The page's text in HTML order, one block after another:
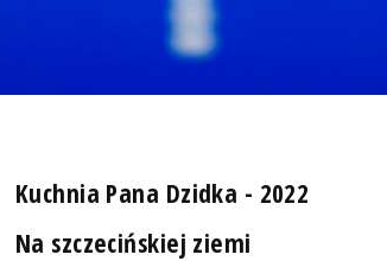
Kuchnia Pana Dzidka - 2022
Na szczecińskiej ziemi